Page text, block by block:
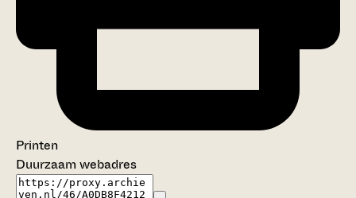
Printen
Duurzaam webadres